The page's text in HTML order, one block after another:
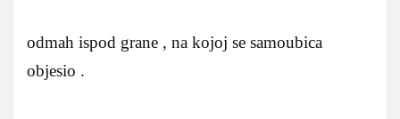
odmah ispod grane , na kojoj se samoubica
objesio .